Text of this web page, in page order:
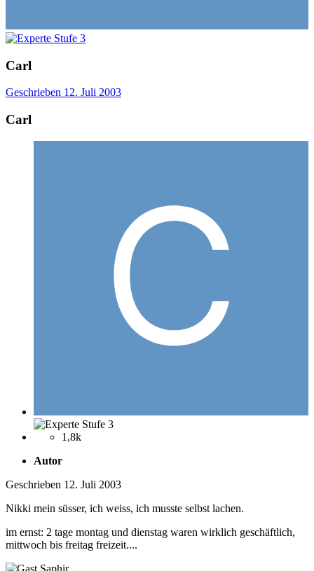
Carl
Geschrieben 12. Juli 2003
Carl
1,8k
Autor
Geschrieben 12. Juli 2003
Nikki mein süsser, ich weiss, ich musste selbst lachen.
im ernst: 2 tage montag und dienstag waren wirklich geschäftlich,
mittwoch bis freitag freizeit....